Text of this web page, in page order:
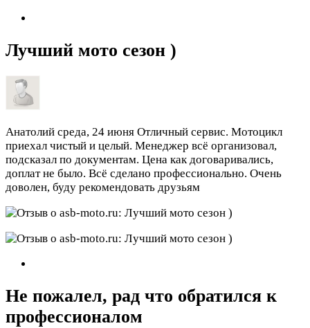
Лучший мото сезон )
Анатолий среда, 24 июня Отличный сервис. Мотоцикл
приехал чистый и целый. Менеджер всё организовал,
подсказал по документам. Цена как договаривались,
доплат не было. Всё сделано профессионально. Очень
доволен, буду рекомендовать друзьям
Не пожалел, рад что обратился к
профессионалом